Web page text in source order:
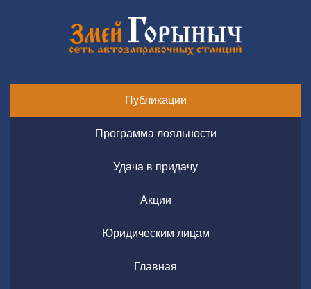
Публикации
Программа лояльности
Удача в придачу
Акции
Юридическим лицам
Главная